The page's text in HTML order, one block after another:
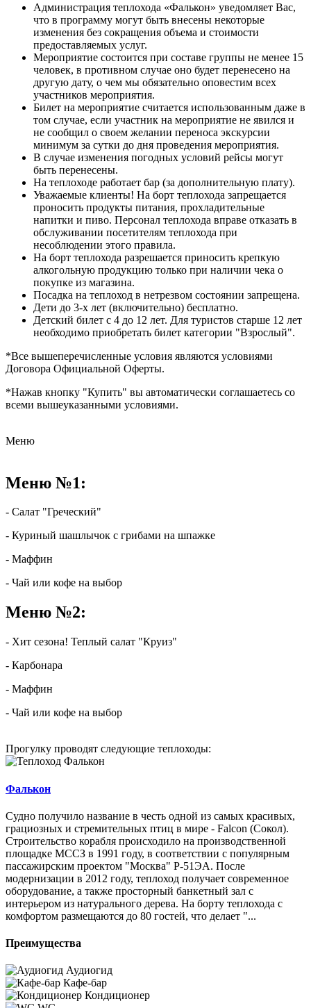
Администрация теплохода «Фалькон» уведомляет Вас,
что в программу могут быть внесены некоторые
изменения без сокращения объема и стоимости
предоставляемых услуг.
Мероприятие состоится при составе группы не менее 15
человек, в противном случае оно будет перенесено на
другую дату, о чем мы обязательно оповестим всех
участников мероприятия.
Билет на мероприятие считается использованным даже в
том случае, если участник на мероприятие не явился и
не сообщил о своем желании переноса экскурсии
минимум за сутки до дня проведения мероприятия.
В случае изменения погодных условий рейсы могут
быть перенесены.
На теплоходе работает бар (за дополнительную плату).
Уважаемые клиенты! На борт теплохода запрещается
проносить продукты питания, прохладительные
напитки и пиво. Персонал теплохода вправе отказать в
обслуживании посетителям теплохода при
несоблюдении этого правила.
На борт теплохода разрешается приносить крепкую
алкогольную продукцию только при наличии чека о
покупке из магазина.
Посадка на теплоход в нетрезвом состоянии запрещена.
Дети до 3-х лет (включительно) бесплатно.
Детский билет с 4 до 12 лет. Для туристов старше 12 лет
необходимо приобретать билет категории "Взрослый".
*Все вышеперечисленные условия являются условиями
Договора Официальной Оферты.
*Нажав кнопку "Купить" вы автоматически соглашаетесь со
всеми вышеуказанными условиями.
Меню
Меню №1:
- Салат "Греческий"
- Куриный шашлычок с грибами на шпажке
- Маффин
- Чай или кофе на выбор
Меню №2:
- Хит сезона! Теплый салат "Круиз"
- Карбонара
- Маффин
- Чай или кофе на выбор
Прогулку проводят следующие теплоходы:
Фалькон
Судно получило название в честь одной из самых красивых,
грациозных и стремительных птиц в мире - Falcon (Сокол).
Строительство корабля происходило на производственной
площадке МССЗ в 1991 году, в соответствии с популярным
пассажирским проектом "Москва" Р-51ЭА. После
модернизации в 2012 году, теплоход получает современное
оборудование, а также просторный банкетный зал с
интерьером из натурального дерева. На борту теплохода с
комфортом размещаются до 80 гостей, что делает "...
Преимущества
Аудиогид
Кафе-бар
Кондиционер